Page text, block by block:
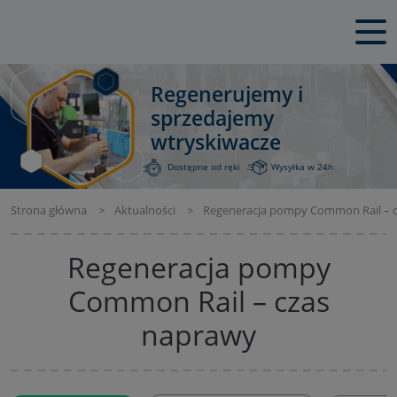
Regenerujemy i
sprzedajemy
wtryskiwacze
Dostępne od ręki Wysyłka w 24h
Strona główna Aktualności Regeneracja pompy Common Rail –
Regeneracja pompy
Common Rail – czas
naprawy